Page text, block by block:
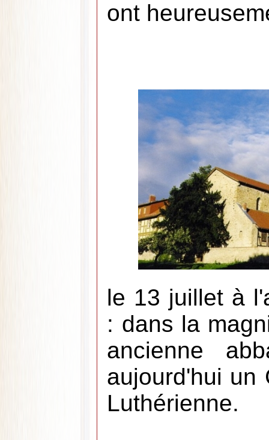
ont
le 13 juillet à
: dans la
ancienne
aujourd'hui un
Luthérienne.